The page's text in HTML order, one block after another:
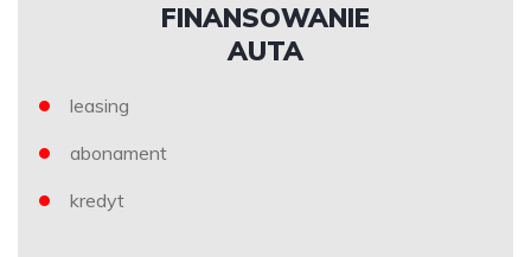
FINANSOWANIE
AUTA
leasing
abonament
kredyt